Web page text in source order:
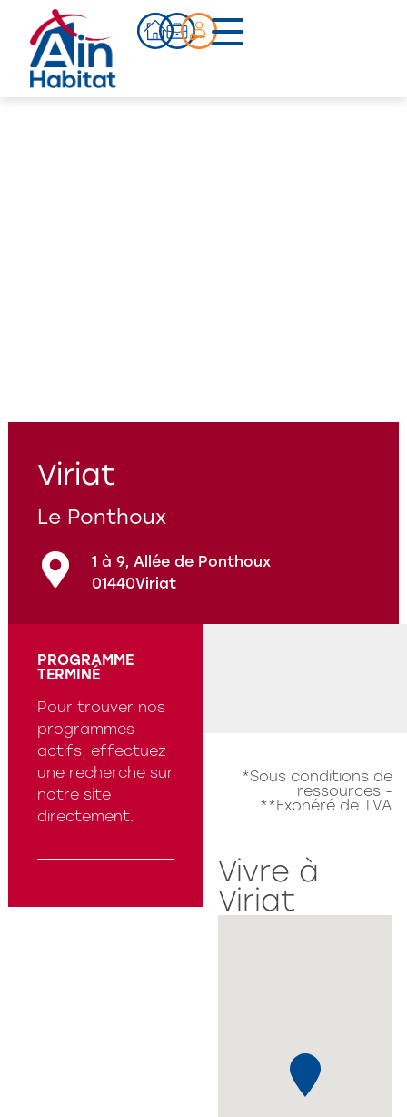
Programmes en cours
Questions fréquentes
Viriat
Le Ponthoux
1 à 9, Allée de Ponthoux
01440Viriat
PROGRAMME
TERMINÉ
Pour trouver nos
programmes
actifs, effectuez
une recherche sur
notre site
directement.
*Sous conditions de
ressources -
**Exonéré de TVA
Vivre à
Viriat